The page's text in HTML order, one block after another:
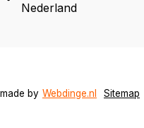
Nederland
by Webdinge.nl Sitemap